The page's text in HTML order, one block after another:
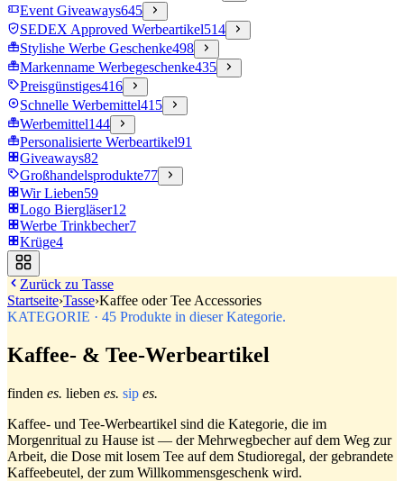
Event Giveaways645
SEDEX Approved Werbeartikel514
Stylishe Werbe Geschenke498
Markenname Werbegeschenke435
Preisgünstiges416
Schnelle Werbemittel415
Werbemittel144
Personalisierte Werbeartikel91
Giveaways82
Großhandelsprodukte77
Wir Lieben59
Logo Biergläser12
Werbe Trinkbecher7
Krüge4
Zurück zu Tasse
Startseite›Tasse›Kaffee oder Tee Accessories
KATEGORIE · 45 Produkte in dieser Kategorie.
Kaffee- & Tee-Werbeartikel
finden es. lieben es. sip es.
Kaffee- und Tee-Werbeartikel sind die Kategorie, die im
Morgenritual zu Hause ist — der Mehrwegbecher auf dem Weg zur
Arbeit, die Dose mit losem Tee auf dem Studioregal, der gebrandete
Kaffeebeutel, der zum Willkommensgeschenk wird.